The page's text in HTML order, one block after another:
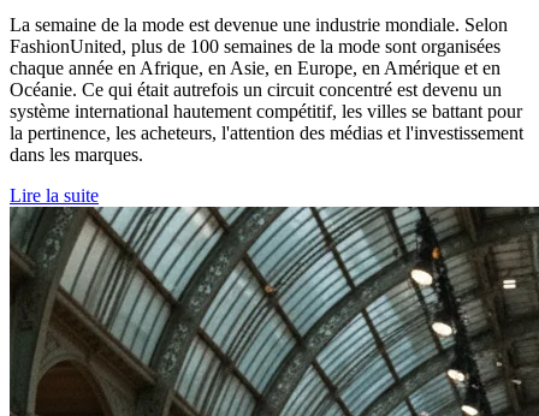
La semaine de la mode est devenue une industrie mondiale. Selon
FashionUnited, plus de 100 semaines de la mode sont organisées
chaque année en Afrique, en Asie, en Europe, en Amérique et en
Océanie. Ce qui était autrefois un circuit concentré est devenu un
système international hautement compétitif, les villes se battant pour
la pertinence, les acheteurs, l'attention des médias et l'investissement
dans les marques.
Lire la suite